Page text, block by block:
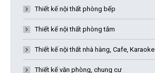
Thiết kế nội thất phòng bếp
Thiết kế nội thất phòng tắm
Thiết kế nội thất nhà hàng, Cafe, Karaoke
Thiết kế văn phòng, chung cư